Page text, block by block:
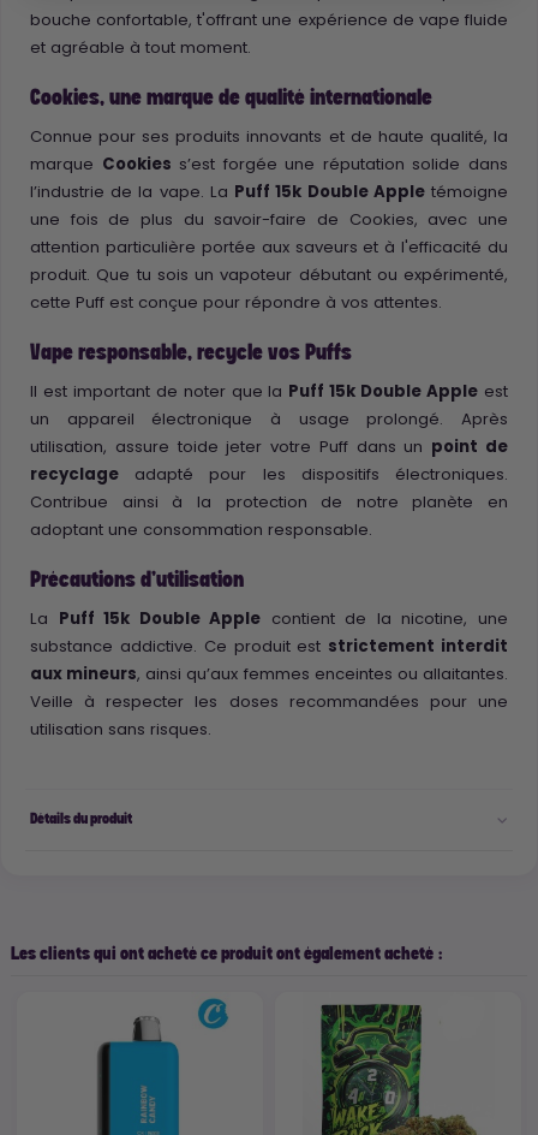
bouche confortable, t'offrant une expérience de vape fluide
et agréable à tout moment.
Cookies, une marque de qualité internationale
Connue pour ses produits innovants et de haute qualité, la
marque Cookies s’est forgée une réputation solide dans
l’industrie de la vape. La Puff 15k Double Appletémoigne
une fois de plus du savoir-faire de Cookies, avec une
attention particulière portée aux saveurs et à l'efficacité du
produit. Que tu sois un vapoteur débutant ou expérimenté,
cette Puff est conçue pour répondre à vos attentes.
Vape responsable, recycle vos Puffs
Il est important de noter que la Puff 15k Double Apple est
un appareil électronique à usage prolongé. Après
utilisation, assure toide jeter votre Puff dans un point de
recyclage adapté pour les dispositifs électroniques.
Contribue ainsi à la protection de notre planète en
adoptant une consommation responsable.
Précautions d'utilisation
La Puff 15k Double Apple contient de la nicotine, une
substance addictive. Ce produit est strictement interdit
aux mineurs, ainsi qu’aux femmes enceintes ou allaitantes.
Veille à respecter les doses recommandées pour une
utilisation sans risques.
Détails du produit
Les clients qui ont acheté ce produit ont également acheté :